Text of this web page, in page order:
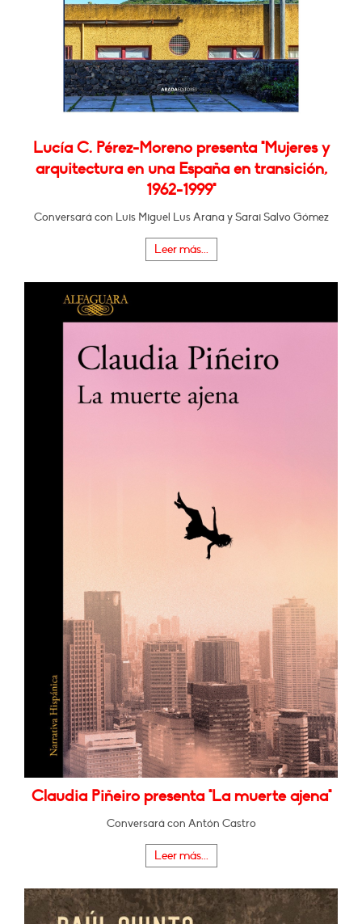
Lucía C. Pérez-Moreno presenta "Mujeres y
arquitectura en una España en transición,
1962-1999"
Conversará con Luis Miguel Lus Arana y Sarai Salvo Gómez
Leer más...
Claudia Piñeiro presenta "La muerte ajena"
Conversará con Antón Castro
Leer más...